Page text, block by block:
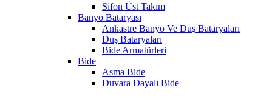
Sifon Üst Takım
Banyo Bataryası
Ankastre Banyo Ve Duş Bataryaları
Duş Bataryaları
Bide Armatürleri
Bide
Asma Bide
Duvara Dayalı Bide